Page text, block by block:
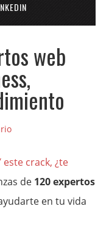
web
este crack, ¿te
de 120 expertos
en tu vida